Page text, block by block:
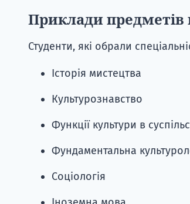
Приклади
Студенти, які обрали
Історія мистецтва
Культурознавство
Функції культури в
Фундаментальна
Соціологія